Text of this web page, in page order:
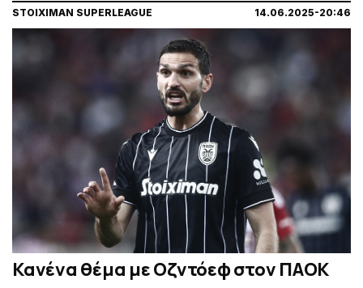
STOIXIMAN SUPERLEAGUE 14.06.2025-20:46
Κανένα θέμα με Οζντόεφ στον ΠΑΟΚ